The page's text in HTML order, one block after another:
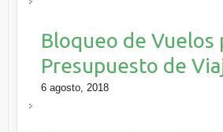
Bloqueo de Vuelos
Presupuesto de
6 agosto, 2018